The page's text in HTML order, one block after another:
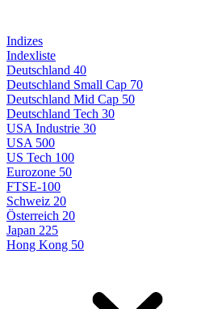
Indizes
Indexliste
Deutschland 40
Deutschland Small Cap 70
Deutschland Mid Cap 50
Deutschland Tech 30
USA Industrie 30
USA 500
US Tech 100
Eurozone 50
FTSE-100
Schweiz 20
Österreich 20
Japan 225
Hong Kong 50